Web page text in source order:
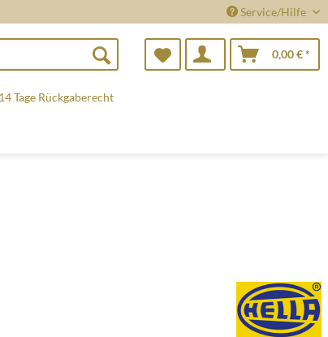
Service/Hilfe
0,00 € *
14 Tage Rückgaberecht